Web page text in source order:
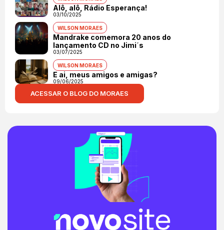
Alô, alô, Rádio Esperança!
03/10/2025
WILSON MORAES
Mandrake comemora 20 anos do
lançamento CD no Jimi´s
03/07/2025
WILSON MORAES
E ai, meus amigos e amigas?
09/06/2025
ACESSAR O BLOG DO MORAES